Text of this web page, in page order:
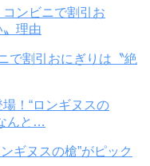
で割引おにぎりは〝絶
ギヌスの槍”がピック